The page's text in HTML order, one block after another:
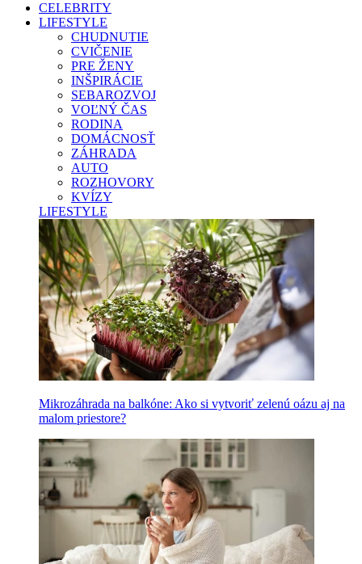
CELEBRITY
LIFESTYLE
CHUDNUTIE
CVIČENIE
PRE ŽENY
INŠPIRÁCIE
SEBAROZVOJ
VOĽNÝ ČAS
RODINA
DOMÁCNOSŤ
ZÁHRADA
AUTO
ROZHOVORY
KVÍZY
LIFESTYLE
Mikrozáhrada na balkóne: Ako si vytvoriť zelenú oázu aj na
malom priestore?